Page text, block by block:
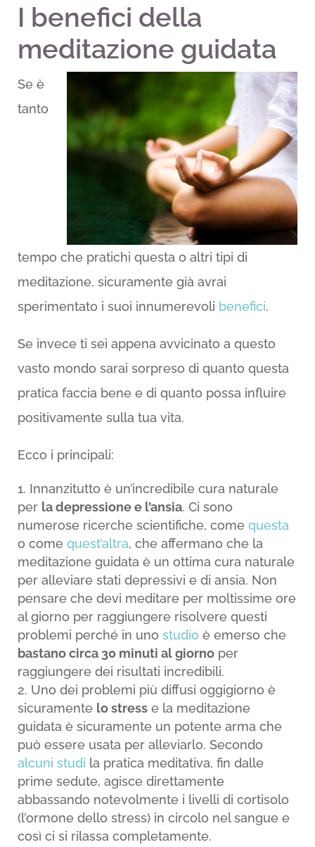
I benefici della
meditazione guidata
Se è
tanto
tempo che pratichi questa o altri tipi di
meditazione, sicuramente già avrai
sperimentato i suoi innumerevoli benefici.
Se invece ti sei appena avvicinato a questo
vasto mondo sarai sorpreso di quanto questa
pratica faccia bene e di quanto possa influire
positivamente sulla tua vita.
Ecco i principali:
Innanzitutto è un’incredibile cura naturale
per la depressione e l’ansia. Ci sono
numerose ricerche scientifiche, come questa
o come quest’altra, che affermano che la
meditazione guidata è un ottima cura naturale
per alleviare stati depressivi e di ansia. Non
pensare che devi meditare per moltissime ore
al giorno per raggiungere risolvere questi
problemi perché in uno studio è emerso che
bastano circa 30 minuti al giornoper
raggiungere dei risultati incredibili.
Uno dei problemi più diffusi oggigiorno è
sicuramente lo stresse la meditazione
guidata è sicuramente un potente arma che
può essere usata per alleviarlo. Secondo
alcuni studi la pratica meditativa, fin dalle
prime sedute, agisce direttamente
abbassando notevolmente i livelli di cortisolo
(l’ormone dello stress) in circolo nel sangue e
così ci si rilassa completamente.